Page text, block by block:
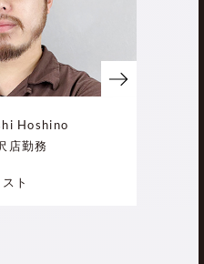
Hoshino
店勤務
ト